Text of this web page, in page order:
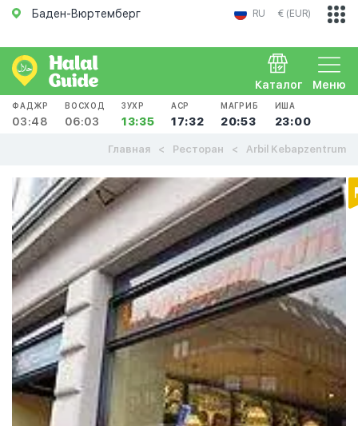
Баден-Вюртемберг RU € (EUR)
Меню
Каталог
ФАДЖР
03:48
ВОСХОД
06:03
ЗУХР
13:35
АСР
17:32
МАГРИБ
20:53
ИША
23:00
Главная Ресторан Arbil Kebapzentrum